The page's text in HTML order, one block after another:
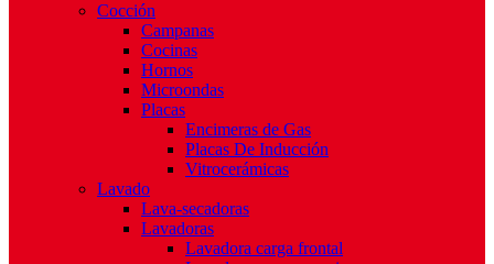
Cocción
Campanas
Cocinas
Hornos
Microondas
Placas
Encimeras de Gas
Placas De Inducción
Vitrocerámicas
Lavado
Lava-secadoras
Lavadoras
Lavadora carga frontal